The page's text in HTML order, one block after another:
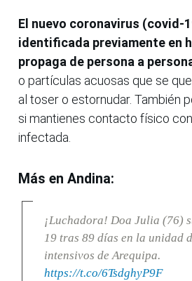
El nuevo coronavirus (covid-
identificada previamente en
propaga de persona a
o partículas acuosas que se
al toser o estornudar. También
si mantienes contacto físico
infectada.
Más en Andina:
¡Luchadora! Doa Julia (76)
19 tras 89 días en la unidad
intensivos de Arequipa.
https://t.co/6TsdghyP9F